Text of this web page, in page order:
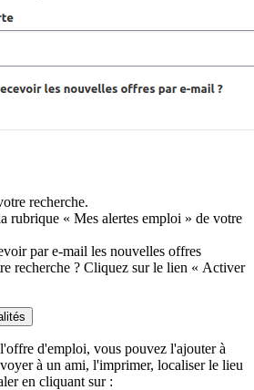
recherche.
rubrique « Mes alertes emploi » de votre
par e-mail les nouvelles offres
recherche ? Cliquez sur le lien « Activer
d'emploi, vous pouvez l'ajouter à
à un ami, l'imprimer, localiser le lieu
en cliquant sur :